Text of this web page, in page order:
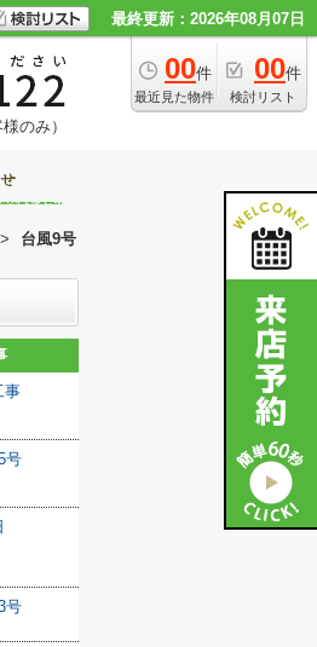
最終更新：2026年08月07日
00件
最近見た物件
00件
検討リスト
のみ）
>
台風9号
事
号
号